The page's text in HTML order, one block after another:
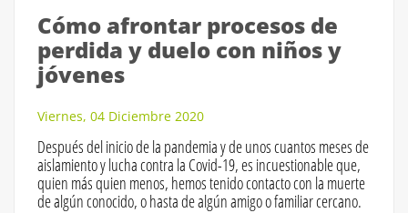
Cómo afrontar procesos de
perdida y duelo con niños y
jóvenes
Viernes, 04 Diciembre 2020
Después del inicio de la pandemia y de unos cuantos meses de
aislamiento y lucha contra la Covid-19, es incuestionable que,
quien más quien menos, hemos tenido contacto con la muerte
de algún conocido, o hasta de algún amigo o familiar cercano.